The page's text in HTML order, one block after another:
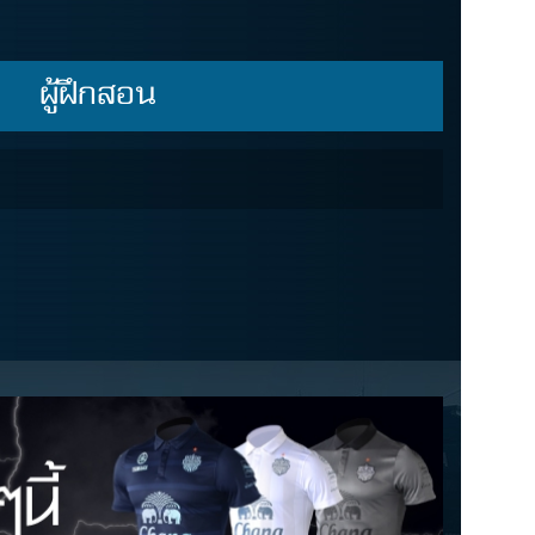
ผู้ฝึกสอน